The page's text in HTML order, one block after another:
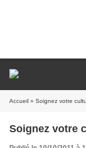
Accueil » Soignez votre
Soignez votre